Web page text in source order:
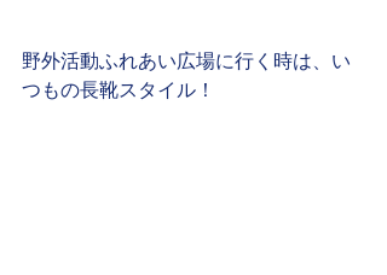
野外活動ふれあい広場に行く時は、い
つもの長靴スタイル！